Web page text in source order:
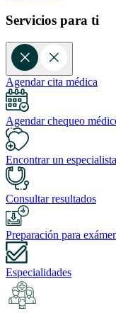
Servicios para ti
Agendar cita médica
Agendar chequeo
Encontrar un especialista
Consultar resultados
Preparación para
Especialidades